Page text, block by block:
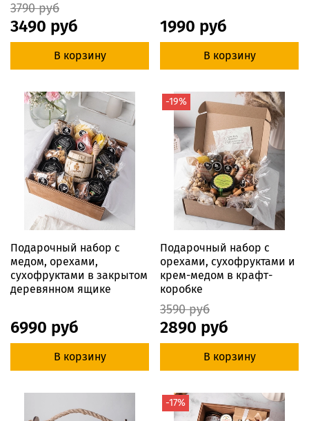
3790 руб
3490 руб
В корзину
1990 руб
В корзину
Подарочный набор с
медом, орехами,
сухофруктами в закрытом
деревянном ящике
6990 руб
В корзину
-19%
Подарочный набор с
орехами, сухофруктами и
крем-медом в крафт-
коробке
3590 руб
2890 руб
В корзину
-17%